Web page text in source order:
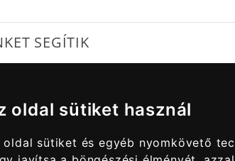
oldal sütiket használ
oldal sütiket és egyéb nyomkövető
SEGÍTIK